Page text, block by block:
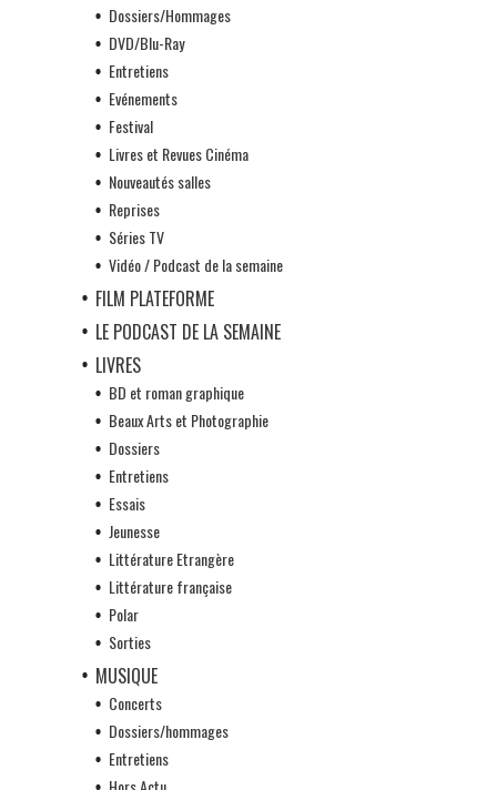
Dossiers/Hommages
DVD/Blu-Ray
Entretiens
Evénements
Festival
Livres et Revues Cinéma
Nouveautés salles
Reprises
Séries TV
Vidéo / Podcast de la semaine
FILM PLATEFORME
LE PODCAST DE LA SEMAINE
LIVRES
BD et roman graphique
Beaux Arts et Photographie
Dossiers
Entretiens
Essais
Jeunesse
Littérature Etrangère
Littérature française
Polar
Sorties
MUSIQUE
Concerts
Dossiers/hommages
Entretiens